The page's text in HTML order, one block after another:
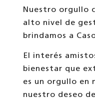
Nuestro orgullo
alto nivel de
brindamos a
El interés
bienestar que
es un orgullo en
nuestro deseo